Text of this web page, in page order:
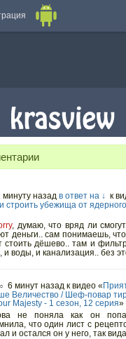
минуту назад в ответ на ↓ к
строить убежища от ядерного
, думаю, что вряд ли
деньги.. сам понимаешь,
стоить дёшево.. там и
и воды, и канализация.. без
6 минут назад к видео «
Величество / Шеф-повар
Majesty - 1 сезон, 12 серия»
не поняла как он
что один лист с
и остался он у него, так